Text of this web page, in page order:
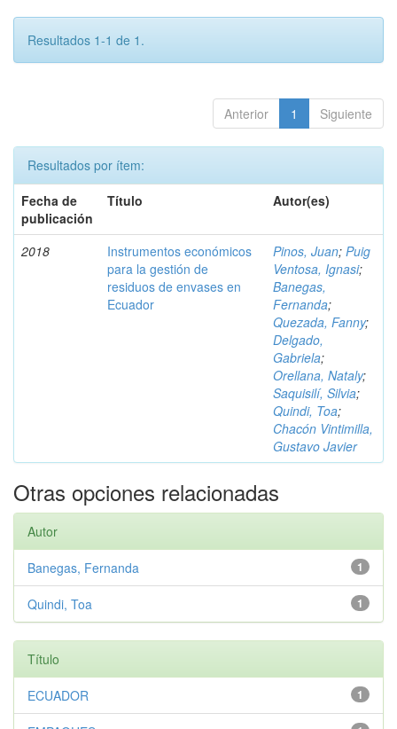
Resultados 1-1 de 1.
Anterior 1 Siguiente
Resultados por ítem:
Fecha de
publicación
Título Autor(es)
2018
Instrumentos económicos
para la gestión de
residuos de envases en
Ecuador
Pinos, Juan; Puig
Ventosa, Ignasi;
Banegas,
Fernanda;
Quezada, Fanny;
Delgado,
Gabriela;
Orellana, Nataly;
Saquisilí, Silvia;
Quindi, Toa;
Chacón Vintimilla,
Gustavo Javier
Otras opciones relacionadas
Autor
1
Banegas, Fernanda
1
Quindi, Toa
Título
1
ECUADOR